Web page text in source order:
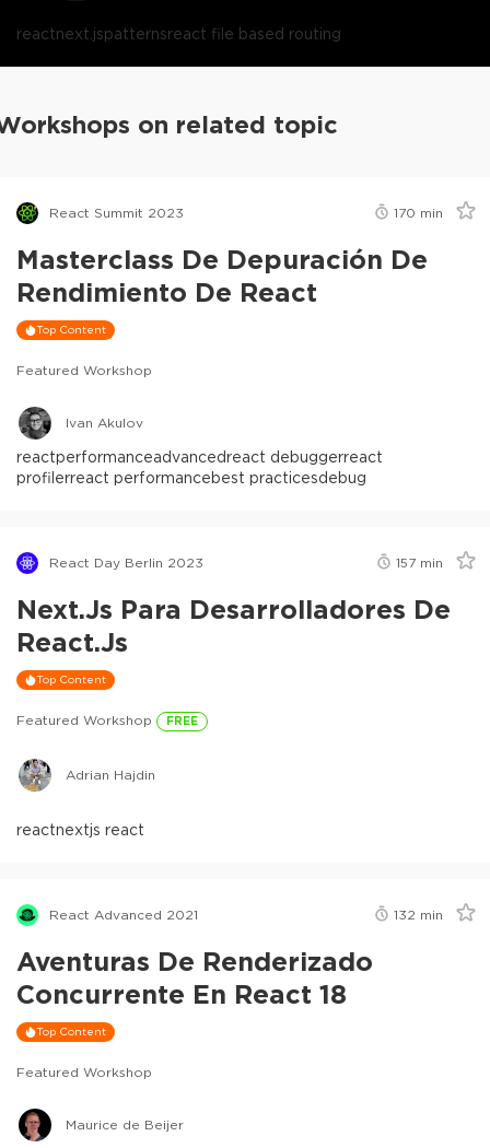
reactnext.jspatternsreact file based routing
on related topic
React Summit 2023 170 min
Masterclass De Depuración De
Rendimiento De React
Top Content
Featured Workshop
Ivan Akulov
reactperformanceadvancedreact debuggerreact
profilerreact performancebest practicesdebug
React Day Berlin 2023 157 min
Next.js Para Desarrolladores De
React.js
Top Content
Featured Workshop FREE
Adrian Hajdin
reactnextjs react
React Advanced 2021 132 min
Aventuras De Renderizado
Concurrente En React 18
Top Content
Featured Workshop
Maurice de Beijer